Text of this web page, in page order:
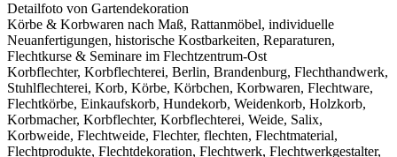
Detailfoto von Gartendekoration
Körbe & Korbwaren nach Maß, Rattanmöbel, individuelle
Neuanfertigungen, historische Kostbarkeiten, Reparaturen,
Flechtkurse & Seminare im Flechtzentrum-Ost
Korbflechter, Korbflechterei, Berlin, Brandenburg, Flechthandwerk,
Stuhlflechterei, Korb, Körbe, Körbchen, Korbwaren, Flechtware,
Flechtkörbe, Einkaufskorb, Hundekorb, Weidenkorb, Holzkorb,
Korbmacher, Korbflechter, Korbflechterei, Weide, Salix,
Korbweide, Flechtweide, Flechter, flechten, Flechtmaterial,
Flechtprodukte, Flechtdekoration, Flechtwerk, Flechtwerkgestalter,